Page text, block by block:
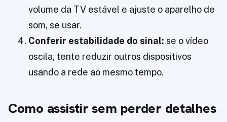
volume da TV estável e ajuste o aparelho de
som, se usar.
Conferir estabilidade do sinal: se o vídeo
oscila, tente reduzir outros dispositivos
usando a rede ao mesmo tempo.
Como assistir sem perder detalhes